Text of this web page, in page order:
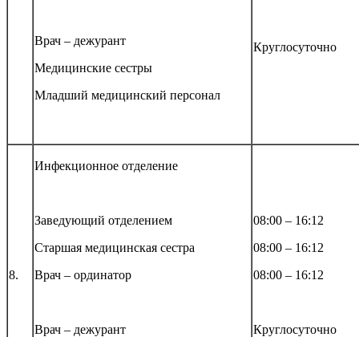
Врач – дежурант
Медицинские сестры
Младший медицинский персонал
Круглосуточно
8.
Инфекционное отделение
Заведующий отделением
Старшая медицинская сестра
Врач – ординатор
Врач – дежурант
08:00 – 16:12
08:00 – 16:12
08:00 – 16:12
Круглосуточно